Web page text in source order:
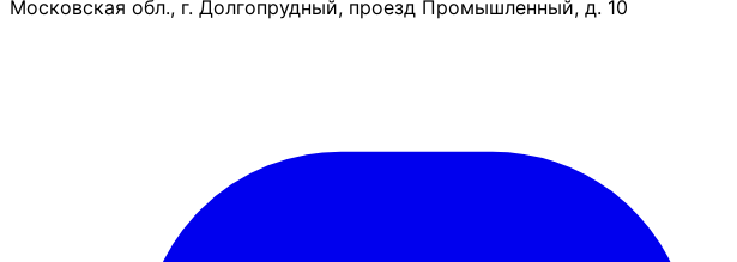
Московская обл., г. Долгопрудный, проезд Промышленный, д. 10